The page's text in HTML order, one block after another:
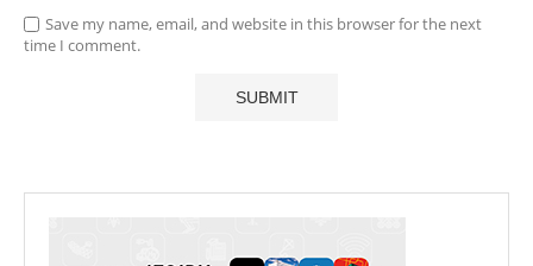
Save my name, email, and website in this browser for the next
time I comment.